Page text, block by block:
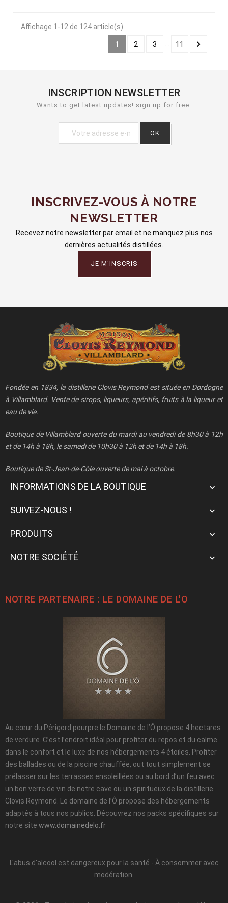
Affichage 1-12 de 124 article(s)
1 2 3 11 
INSCRIPTION NEWSLETTER
Wants to get latest updates! sign up for free.
INSCRIVEZ-VOUS À NOTRE
NEWSLETTER
Recevez notre newsletter par email et ne manquez plus nos
dernières actualités distillées.
JE M'INSCRIS
Fondée en 1834, la distillerie Clovis Reymond est située en Dordogne
à Villamblard. Vente de sirops, liqueurs, apéritifs, fruits à la liqueur et
eau de vie.
Boutique de Villamblard ouverte du mardi au vendredi de 8h30 à 12h
et de 14h à 18h, le samedi de 10h30 à 12h et de 14h à 18h.
Boutique de St-Jean-de-Côle ouverte de mai à octobre.
INFORMATIONS DE LA BOUTIQUE 
SUIVEZ-NOUS ! 
PRODUITS 
NOTRE SOCIÉTÉ 
NOTRE PARTENAIRE : LE DOMAINE DE L'O
Au cœur du Périgord pourpre le Domaine de l’Ô propose 4 hectares
de verdure. C’est l’endroit idéal pour profiter du repos et du calme
dans le confort et le luxe de nos hébergements 4 étoiles. Profiter
des ballades ou de la piscine chauffée, out tout simplement se
prélasser sur les terrasses ensoleillées ou au bord d’un feu avec
un bon verre de vin de notre cave ou un spiritueux de la distillerie
Clovis Reymond. Le domaine de l’Ô propose des hébergements
adaptés à tous nos publics. Découvrez nos packs spécifiques sur
notre site www.domainedelo.fr
L'abus d'alcool est dangereux pour la santé - À consommer avec
modération.